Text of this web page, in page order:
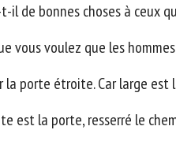
il de bonnes choses à ceux
vous voulez que les
la porte étroite. Car large
est la porte, resserré le